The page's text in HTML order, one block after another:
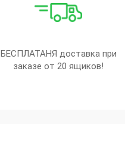
БЕСПЛАТАНЯ доставка при
заказе от 20 ящиков!